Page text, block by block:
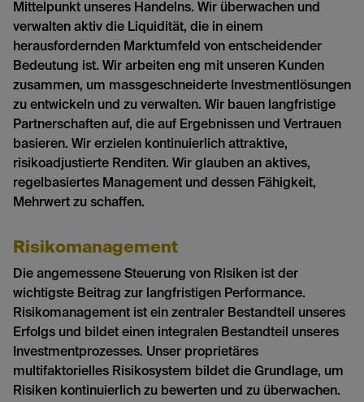
Mittelpunkt unseres Handelns. Wir überwachen und
verwalten aktiv die Liquidität, die in einem
herausfordernden Marktumfeld von entscheidender
Bedeutung ist. Wir arbeiten eng mit unseren Kunden
zusammen, um massgeschneiderte Investmentlösungen
zu entwickeln und zu verwalten. Wir bauen langfristige
Partnerschaften auf, die auf Ergebnissen und Vertrauen
basieren. Wir erzielen kontinuierlich attraktive,
risikoadjustierte Renditen. Wir glauben an aktives,
regelbasiertes Management und dessen Fähigkeit,
Mehrwert zu schaffen.
Risikomanagement
Die angemessene Steuerung von Risiken ist der
wichtigste Beitrag zur langfristigen Performance.
Risikomanagement ist ein zentraler Bestandteil unseres
Erfolgs und bildet einen integralen Bestandteil unseres
Investmentprozesses. Unser proprietäres
multifaktorielles Risikosystem bildet die Grundlage, um
Risiken kontinuierlich zu bewerten und zu überwachen.